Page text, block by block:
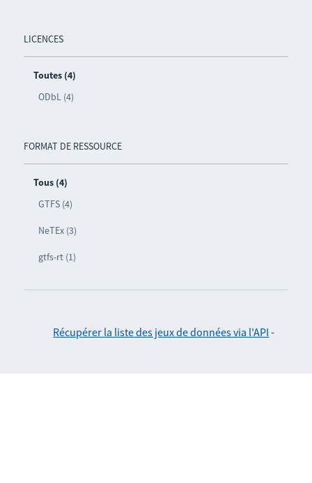
LICENCES
Toutes (4)
ODbL (4)
FORMAT DE RESSOURCE
Tous (4)
GTFS (4)
NeTEx (3)
gtfs-rt (1)
Récupérer la liste des jeux de données via l'API -